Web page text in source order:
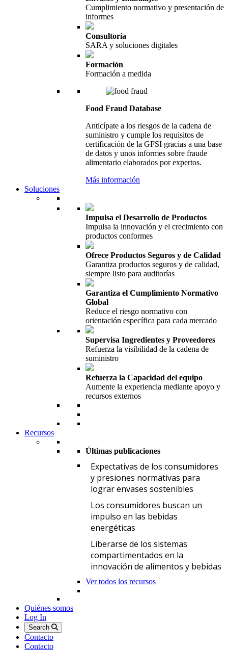
Cumplimiento normativo y presentación de
informes
Consultoría
SARA y soluciones digitales
Formación
Formación a medida
Food Fraud Database
Anticípate a los riesgos de la cadena de
suministro y cumple los requisitos de
certificación de la GFSI gracias a una base
de datos y unos informes sobre fraude
alimentario elaborados por expertos.
Más información
Soluciones
Impulsa el Desarrollo de Productos
Impulsa la innovación y el crecimiento con
productos conformes
Ofrece Productos Seguros y de Calidad
Garantiza productos seguros y de calidad,
siempre listo para auditorías
Garantiza el Cumplimiento Normativo
Global
Reduce el riesgo normativo con
orientación específica para cada mercado
Supervisa Ingredientes y Proveedores
Refuerza la visibilidad de la cadena de
suministro
Refuerza la Capacidad del equipo
Aumente la experiencia mediante apoyo y
recursos externos
Recursos
Últimas publicaciones
Expectativas de los consumidores
y presiones normativas para
lograr envases sostenibles
Los consumidores buscan un
impulso en las bebidas
energéticas
Liberarse de los sistemas
compartimentados en la
innovación de alimentos y bebidas
Ver todos los recursos
Quiénes somos
Log In
Search
Contacto
Contacto